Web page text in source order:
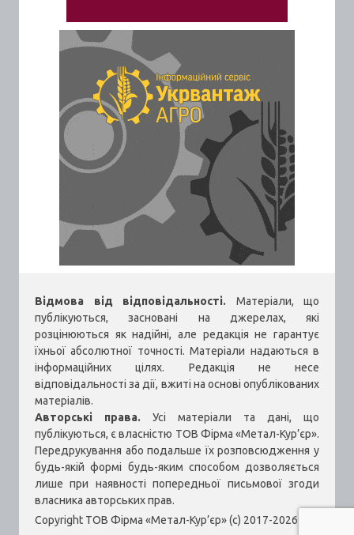
Відмова від відповідальності. Матеріали, що
публікуються, засновані на джерелах, які
розцінюються як надійні, але редакція не гарантує
їхньої абсолютної точності. Матеріали надаються в
інформаційних цілях. Редакція не несе
відповідальності за дії, вжиті на основі опублікованих
матеріалів.
Авторські права. Усі матеріали та дані, що
публікуються, є власністю ТОВ Фірма «Метал-Кур’єр».
Передрукування або подальше їх розповсюдження у
будь-якій формі будь-яким способом дозволяється
лише при наявності попередньої письмової згоди
власника авторських прав.
Copyright ТОВ Фірма «Метал-Кур’єр» (c) 2017-2026